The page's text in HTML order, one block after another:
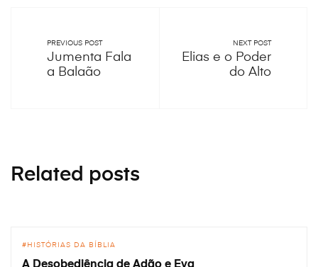
PREVIOUS POST
Jumenta Fala
a Balaão
NEXT POST
Elias e o Poder
do Alto
Related posts
HISTÓRIAS DA BÍBLIA